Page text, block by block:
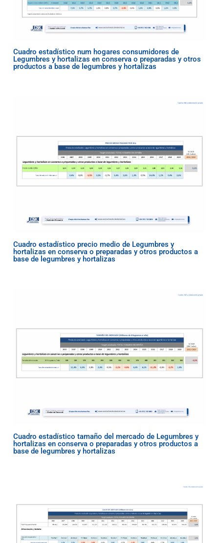
Cuadro estadístico num hogares consumidores de
Legumbres y hortalizas en conserva o preparadas y otros
productos a base de legumbres y hortalizas
Cuadro estadístico precio medio de Legumbres y
hortalizas en conserva o preparadas y otros productos a
base de legumbres y hortalizas
Cuadro estadístico tamaño del mercado de Legumbres y
hortalizas en conserva o preparadas y otros productos a
base de legumbres y hortalizas